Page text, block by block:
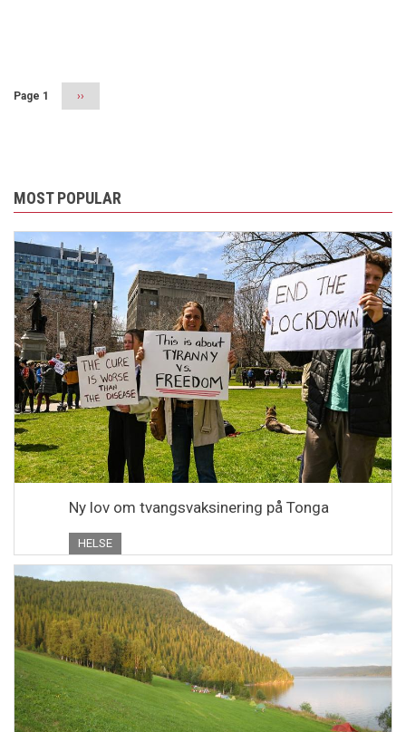
Page 1
Next
page
››
MOST POPULAR
Ny lov om tvangsvaksinering på Tonga
HELSE